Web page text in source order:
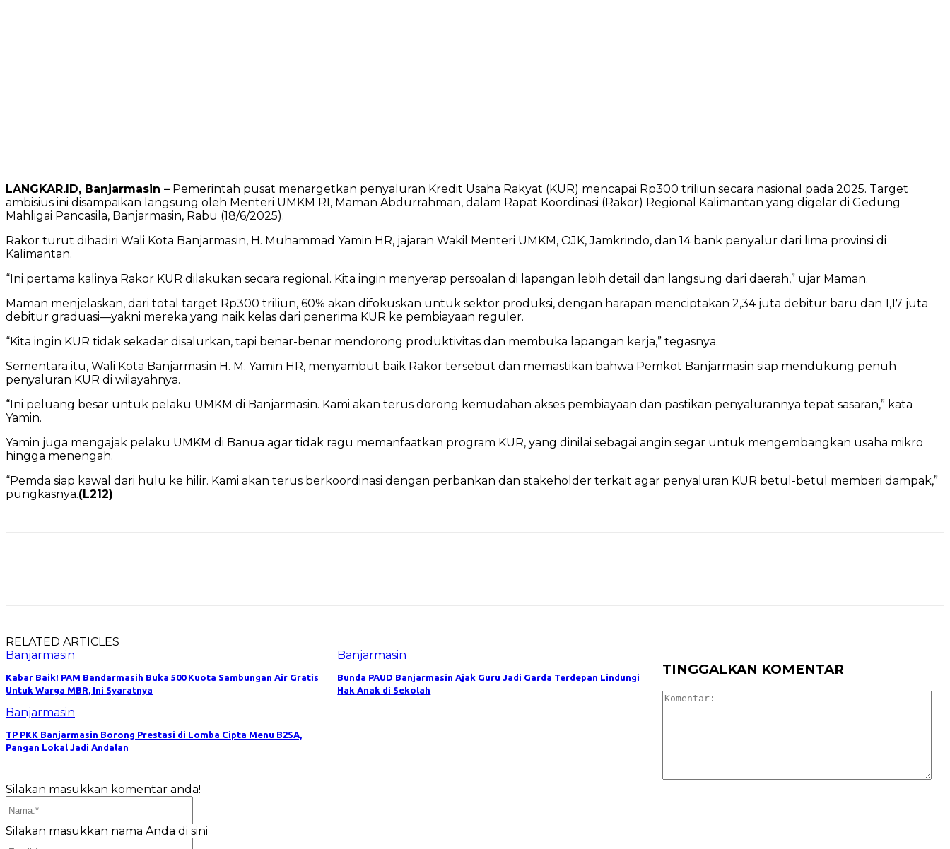
LANGKAR.ID, Banjarmasin – Pemerintah pusat menargetkan penyaluran Kredit Usaha Rakyat (KUR) mencapai Rp300 triliun secara nasional pada 2025. Target
ambisius ini disampaikan langsung oleh Menteri UMKM RI, Maman Abdurrahman, dalam Rapat Koordinasi (Rakor) Regional Kalimantan yang digelar di Gedung
Mahligai Pancasila, Banjarmasin, Rabu (18/6/2025).
Rakor turut dihadiri Wali Kota Banjarmasin, H. Muhammad Yamin HR, jajaran Wakil Menteri UMKM, OJK, Jamkrindo, dan 14 bank penyalur dari lima provinsi di
Kalimantan.
“Ini pertama kalinya Rakor KUR dilakukan secara regional. Kita ingin menyerap persoalan di lapangan lebih detail dan langsung dari daerah,” ujar Maman.
Maman menjelaskan, dari total target Rp300 triliun, 60% akan difokuskan untuk sektor produksi, dengan harapan menciptakan 2,34 juta debitur baru dan 1,17 juta
debitur graduasi—yakni mereka yang naik kelas dari penerima KUR ke pembiayaan reguler.
“Kita ingin KUR tidak sekadar disalurkan, tapi benar-benar mendorong produktivitas dan membuka lapangan kerja,” tegasnya.
Sementara itu, Wali Kota Banjarmasin H. M. Yamin HR, menyambut baik Rakor tersebut dan memastikan bahwa Pemkot Banjarmasin siap mendukung penuh
penyaluran KUR di wilayahnya.
“Ini peluang besar untuk pelaku UMKM di Banjarmasin. Kami akan terus dorong kemudahan akses pembiayaan dan pastikan penyalurannya tepat sasaran,” kata
Yamin.
Yamin juga mengajak pelaku UMKM di Banua agar tidak ragu memanfaatkan program KUR, yang dinilai sebagai angin segar untuk mengembangkan usaha mikro
hingga menengah.
“Pemda siap kawal dari hulu ke hilir. Kami akan terus berkoordinasi dengan perbankan dan stakeholder terkait agar penyaluran KUR betul-betul memberi dampak,”
pungkasnya.(L212)
RELATED ARTICLES
Banjarmasin
Kabar Baik! PAM Bandarmasih Buka 500 Kuota Sambungan Air Gratis
Untuk Warga MBR, Ini Syaratnya
Banjarmasin
Bunda PAUD Banjarmasin Ajak Guru Jadi Garda Terdepan Lindungi
Hak Anak di Sekolah
Banjarmasin
TP PKK Banjarmasin Borong Prestasi di Lomba Cipta Menu B2SA,
Pangan Lokal Jadi Andalan
TINGGALKAN KOMENTAR
Silakan masukkan komentar anda!
Silakan masukkan nama Anda di sini